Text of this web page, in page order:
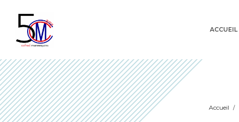
Cofrad
ACCUEIL
Accueil /